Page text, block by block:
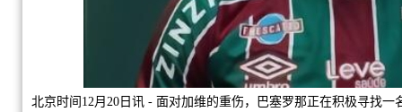
北京时间12月20日讯 - 面对加维的重伤，巴塞罗那正在积极寻找